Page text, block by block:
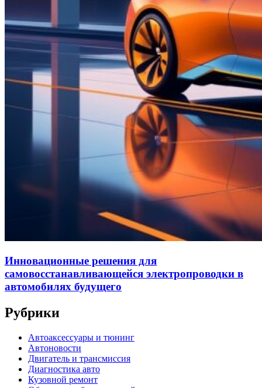
Инновационные решения для
самовосстанавливающейся электропроводки в
автомобилях будущего
Рубрики
Автоаксессуары и тюнинг
Автоновости
Двигатель и трансмиссия
Диагностика авто
Кузовной ремонт